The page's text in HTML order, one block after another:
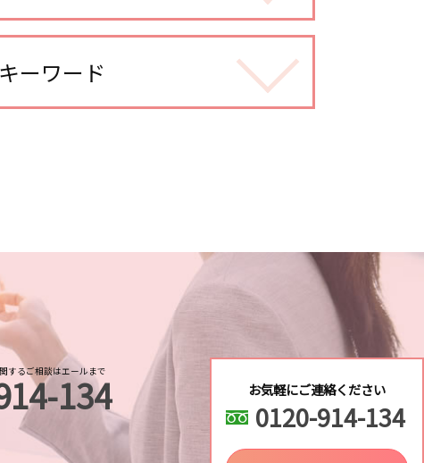
かる 結婚
ーワード
し
査
調査
するご相談はエールまで
134 お気軽にご連絡ください
0120-914-134